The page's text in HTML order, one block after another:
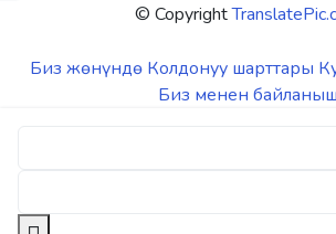
© Copyright
Биз жөнүндө Колдонуу шарттары
Биз менен байланыш